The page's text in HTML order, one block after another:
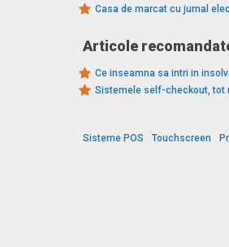
Casa de marcat cu jurnal
Articole
Ce inseamna sa intri in
Sistemele self-checkout, tot
Sisteme POS Touchscreen